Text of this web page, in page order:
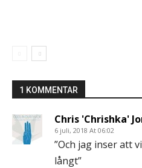
1 KOMMENTAR
Chris 'Chrishka'
6 juli, 2018 At 06:02
”Och jag inser att
långt”